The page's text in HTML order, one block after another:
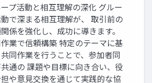
プ活動と相互理解の深化 グルー
で深まる相互理解が、 取引前の
係を強化し、成功に導きます。
業で信頼構築 特定のテーマに基
同作業を行うことで、参加者同
通の 課題や目標に向き合い、役
や意見交換を通じて実践的な協